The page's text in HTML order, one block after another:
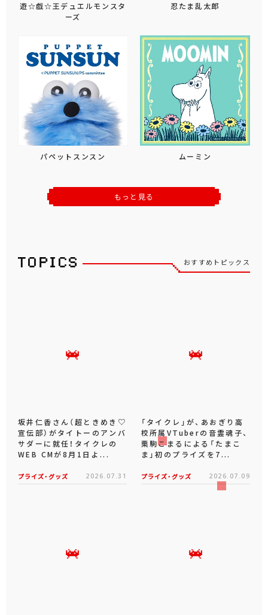
遊☆戯☆王デュエルモンスタ
ーズ
忍たま乱太郎
パペットスンスン ムーミン
もっと見る
おすすめトピックス
坂井仁香さん（超ときめき♡
宣伝部）がタイトーのアンバ
サダーに就任！タイクレの
WEB CMが8月1日よ...
プライズ・グッズ 2026.07.31
「タイクレ」が、あおぎり高
校所属VTuberの音霊魂子、
栗駒こまるによる「たまこ
ま」初のプライズを7...
プライズ・グッズ 2026.07.09